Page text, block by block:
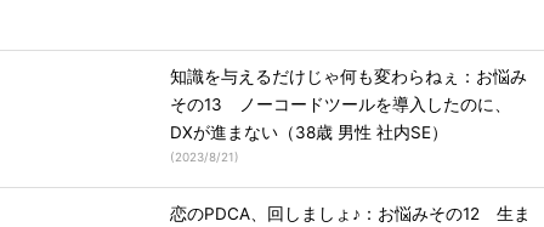
知識を与えるだけじゃ何も変わらねぇ：お悩み
その13 ノーコードツールを導入したのに、
DXが進まない（38歳 男性 社内SE）
(2023/8/21)
恋のPDCA、回しましょ♪：お悩みその12 生ま